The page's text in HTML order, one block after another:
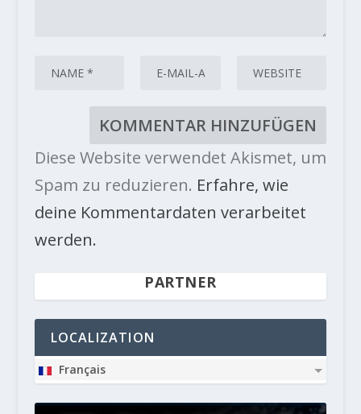
Diese Website verwendet Akismet, um
Spam zu reduzieren. Erfahre, wie
deine Kommentardaten verarbeitet
werden.
PARTNER
LOCALIZATION
Français